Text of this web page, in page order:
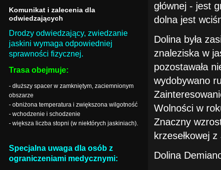
głównej - jest
dolna jest
Dolina była
znaleziska w
pozostawała
wydobywano
Wolności w
Znaczny
krzesełkowej
Dolina
Komunikat i zalecenia dla
odwiedzających
Drodzy odwiedzający, zwiedzanie
jaskini wymaga odpowiedniej
sprawności fizycznej.
Trasa obejmuje:
- dłuższy spacer w zamkniętym, zaciemnionym
obszarze
- obniżona temperatura i zwiększona wilgotność
- wchodzenie i schodzenie
- większa liczba stopni (w niektórych jaskiniach).
Specjalna uwaga dla osób z
ograniczeniami medycznymi: